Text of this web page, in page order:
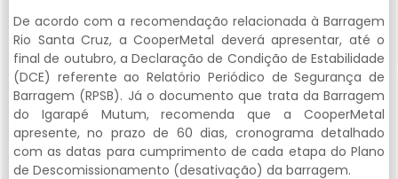
De acordo com a recomendação relacionada à Barragem
Rio Santa Cruz, a CooperMetal deverá apresentar, até o
final de outubro, a Declaração de Condição de Estabilidade
(DCE) referente ao Relatório Periódico de Segurança de
Barragem (RPSB). Já o documento que trata da Barragem
do Igarapé Mutum, recomenda que a CooperMetal
apresente, no prazo de 60 dias, cronograma detalhado
com as datas para cumprimento de cada etapa do Plano
de Descomissionamento (desativação) da barragem.